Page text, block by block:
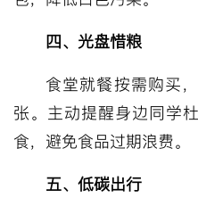
四、光盘惜粮
食堂就餐按需购买
张。主动提醒身边同学
食，避免食品过期浪费。
五、低碳出行